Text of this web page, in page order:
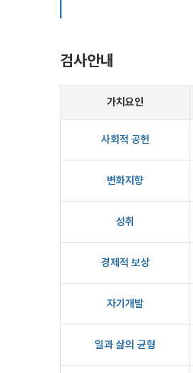
검사안내
가치요인
사회적 공헌
변화지향
성취
경제적 보상
자기개발
일과 삶의 균형